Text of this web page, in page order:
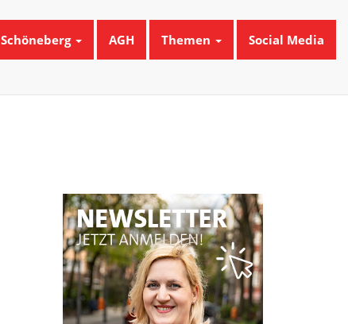
Schöneberg AGH Themen Social Media